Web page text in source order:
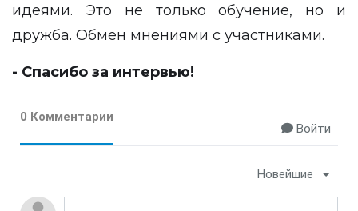
идеями. Это не только обучение, но и
дружба. Обмен мнениями с участниками.
- Спасибо за интервью!
0 Комментарии
Войти
Новейшие